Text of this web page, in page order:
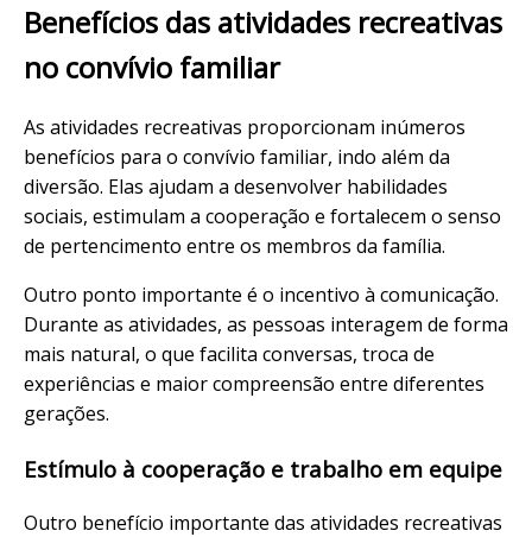
Benefícios das atividades recreativas
no convívio familiar
As atividades recreativas proporcionam inúmeros
benefícios para o convívio familiar, indo além da
diversão. Elas ajudam a desenvolver habilidades
sociais, estimulam a cooperação e fortalecem o senso
de pertencimento entre os membros da família.
Outro ponto importante é o incentivo à comunicação.
Durante as atividades, as pessoas interagem de forma
mais natural, o que facilita conversas, troca de
experiências e maior compreensão entre diferentes
gerações.
Estímulo à cooperação e trabalho em equipe
Outro benefício importante das atividades recreativas